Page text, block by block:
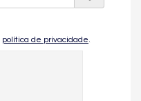
política de privacidade